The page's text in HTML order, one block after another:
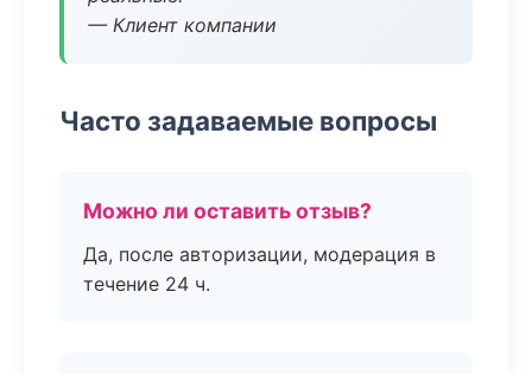
— Клиент компании
Часто задаваемые вопросы
Можно ли оставить отзыв?
Да, после авторизации, модерация в
течение 24 ч.